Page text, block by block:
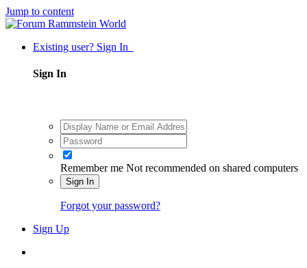
Jump to content
Existing user? Sign In
Sign In
Remember me Not recommended on shared computers
Sign In
Forgot your password?
Sign Up